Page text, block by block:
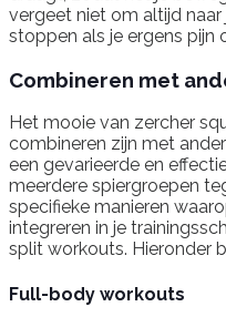
vergeet niet om altijd
stoppen als je ergens pijn
Combineren met
Het mooie van zercher
combineren zijn met
een gevarieerde en
meerdere spiergroepen
specifieke manieren
integreren in je
split workouts. Hieronder
Full-body workouts